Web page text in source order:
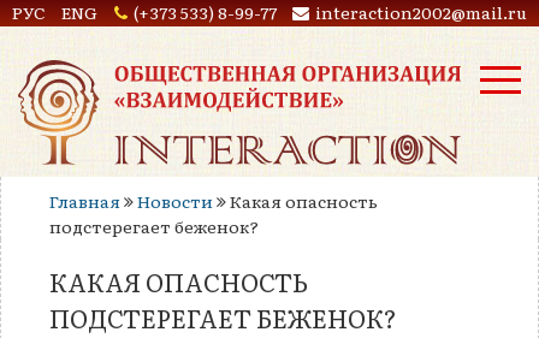
РУС ENG (+373 533) 8-99-77 interaction2002@mail.ru
Главная Новости
Какая опасность
подстерегает беженок?
КАКАЯ ОПАСНОСТЬ
ПОДСТЕРЕГАЕТ БЕЖЕНОК?